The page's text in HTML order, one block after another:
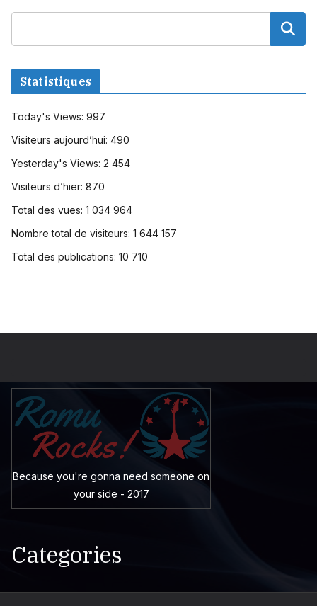
Statistiques
Today's Views: 997
Visiteurs aujourd’hui: 490
Yesterday's Views: 2 454
Visiteurs d’hier: 870
Total des vues: 1 034 964
Nombre total de visiteurs: 1 644 157
Total des publications: 10 710
Because you're gonna need someone on
your side - 2017
Categories